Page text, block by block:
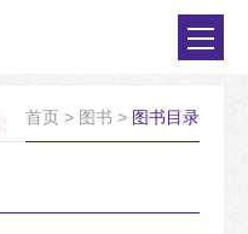
首页 > 图书 > 图书目录